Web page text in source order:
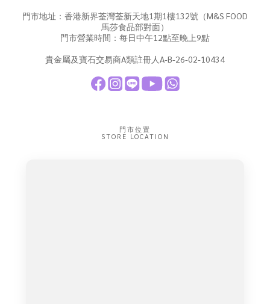
門市地址：香港新界荃灣荃新天地1期1樓132號（M&S FOOD
馬莎食品部對面）
門市營業時間：每日中午12點至晚上9點
貴金屬及寶石交易商A類註冊人A-B-26-02-10434
門市位置
STORE LOCATION